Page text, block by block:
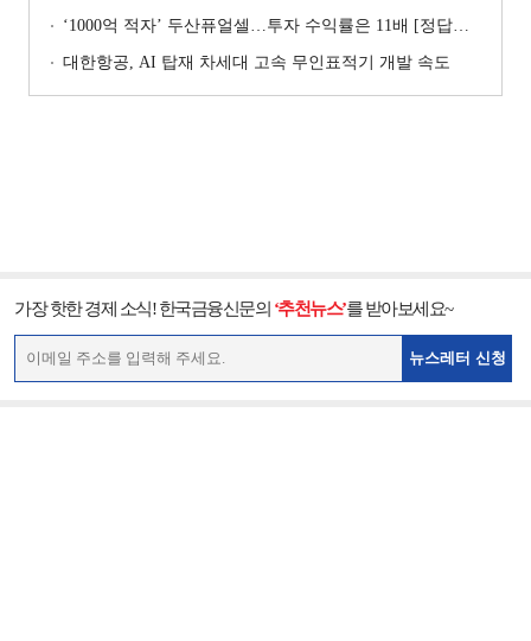
‘1000억 적자’ 두산퓨얼셀…투자 수익률은 11배 [정답은 TSR]
대한항공, AI 탑재 차세대 고속 무인표적기 개발 속도
가장 핫한 경제 소식! 한국금융신문의 ‘추천뉴스’를 받아보세요~
뉴스레터 신청